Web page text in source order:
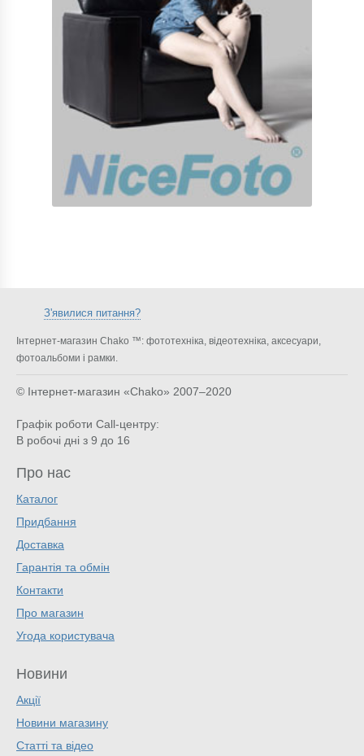
З'явилися питання?
Інтернет-магазин Chako ™: фототехніка, відеотехніка, аксесуари,
фотоальбоми і рамки.
© Інтернет-магазин «Chako» 2007–2020
Графік роботи Call-центру:
В робочі дні з 9 до 16
Про нас
Каталог
Придбання
Доставка
Гарантія та обмін
Контакти
Про магазин
Угода користувача
Новини
Акції
Новини магазину
Статті та відео